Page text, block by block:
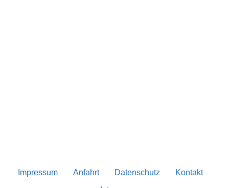
Impressum Anfahrt Datenschutz
Kontakt